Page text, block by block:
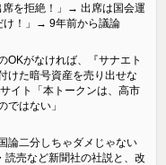
席を拒絶！」→ 出席は国会運
け！」→ 9年前から議論
OKがなければ、『サナエト
けた暗号資産を売り出せな
イト「本トークンは、高市
ではない」
論二分しちゃダメじゃない
読売など新聞社の社説と、改